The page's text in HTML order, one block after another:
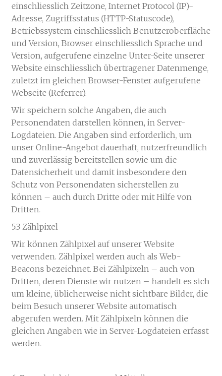
einschliesslich Zeitzone, Internet Protocol (IP)-
Adresse, Zugriffsstatus (HTTP-Statuscode),
Betriebssystem einschliesslich Benutzeroberfläche
und Version, Browser einschliesslich Sprache und
Version, aufgerufene einzelne Unter-Seite unserer
Website einschliesslich übertragener Datenmenge,
zuletzt im gleichen Browser-Fenster aufgerufene
Webseite (Referrer).
Wir speichern solche Angaben, die auch
Personendaten darstellen können, in Server-
Logdateien. Die Angaben sind erforderlich, um
unser Online-Angebot dauerhaft, nutzerfreundlich
und zuverlässig bereitstellen sowie um die
Datensicherheit und damit insbesondere den
Schutz von Personendaten sicherstellen zu
können – auch durch Dritte oder mit Hilfe von
Dritten.
5.3 Zählpixel
Wir können Zählpixel auf unserer Website
verwenden. Zählpixel werden auch als Web-
Beacons bezeichnet. Bei Zählpixeln – auch von
Dritten, deren Dienste wir nutzen – handelt es sich
um kleine, üblicherweise nicht sichtbare Bilder, die
beim Besuch unserer Website automatisch
abgerufen werden. Mit Zählpixeln können die
gleichen Angaben wie in Server-Logdateien erfasst
werden.